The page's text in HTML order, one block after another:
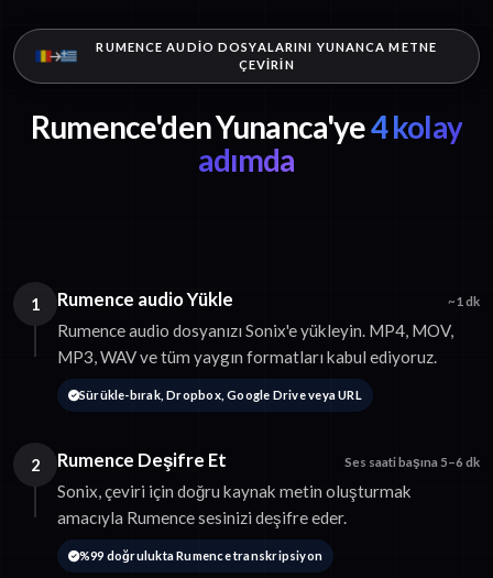
RUMENCE AUDIO DOSYALARINI YUNANCA METNE
ÇEVIRIN
Rumence'den Yunanca'ye4 kolay
adımda
1 Rumence audio Yükle ~1 dk
Rumence audio dosyanızı Sonix'e yükleyin. MP4, MOV,
MP3, WAV ve tüm yaygın formatları kabul ediyoruz.
Sürükle-bırak, Dropbox, Google Drive veya URL
2 Rumence Deşifre Et Ses saati başına 5–6 dk
Sonix, çeviri için doğru kaynak metin oluşturmak
amacıyla Rumence sesinizi deşifre eder.
%99 doğrulukta Rumence transkripsiyon